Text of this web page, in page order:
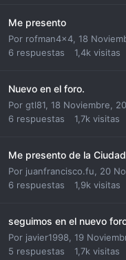
Me presento
Por rofman4x4, 18
6 respuestas 1,4k visitas
Nuevo en el foro.
Por gtl81, 18 Noviembre,
6 respuestas 1,7k visitas
Me presento de la
Por juanfrancisco.fu, 20
6 respuestas 1,9k visitas
seguimos en el nuevo
Por javier1998, 19
5 respuestas 1,7k visitas